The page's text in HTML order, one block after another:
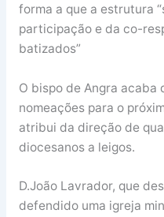
forma a que a estrutura
participação e da co-
batizados”
O bispo de Angra acaba
nomeações para o
atribui da direção de
diocesanos a leigos.
D.João Lavrador, que
defendido uma igreja